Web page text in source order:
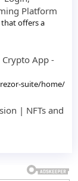
Platform
offers a
App -
suite/home/
| NFTs and